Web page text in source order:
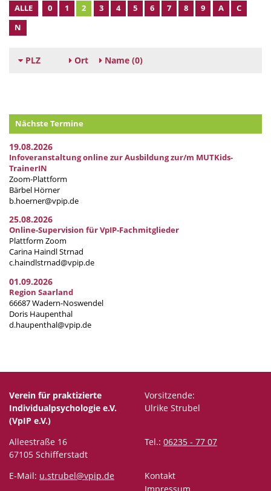
ALLE 0 1 2 3 4 5 6 7 8 9 A
C
N
PLZ Ort Name (0)
Nächste Termine
19.08.2026
Infoveranstaltung online zur Ausbildung zur/m MUTKids-
TrainerIN
Zoom-Plattform
Bärbel Hörner
b.hoerner@vpip.de
25.08.2026
Online-Supervision für VpIP-Fachmitglieder
Plattform Zoom
Carina Haindl Strnad
c.haindlstrnad@vpip.de
01.09.2026
Region Saarland
66687 Wadern-Noswendel
Doris Haupenthal
d.haupenthal@vpip.de
Verein für praktizierte
Individualpsychologie e.V.
(VpIP e.V.)
Vorsitzende:
Ulrike Strubel
Alleestraße 16
67105 Schifferstadt
Tel.: 06235 - 77 07
E-Mail: u.strubel@vpip.de
Kontakt